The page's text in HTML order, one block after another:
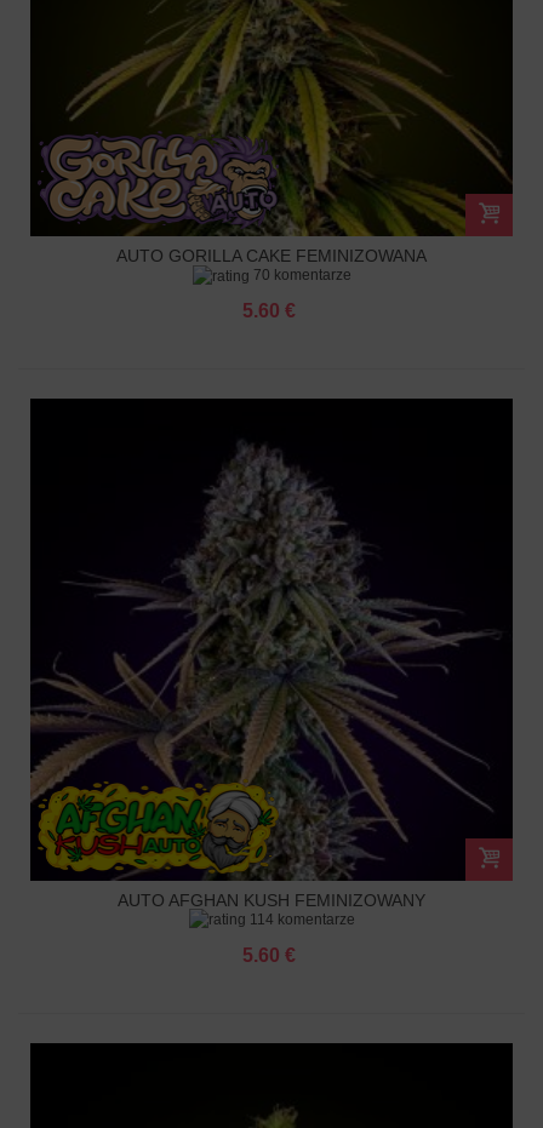
AUTO GORILLA CAKE FEMINIZOWANA
70 komentarze
5.60 €
AUTO AFGHAN KUSH FEMINIZOWANY
114 komentarze
5.60 €